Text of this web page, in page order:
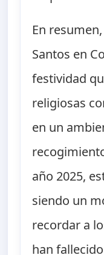
En
Santos en
festividad
religiosas
en un
año 2025,
siendo un
recordar a
han